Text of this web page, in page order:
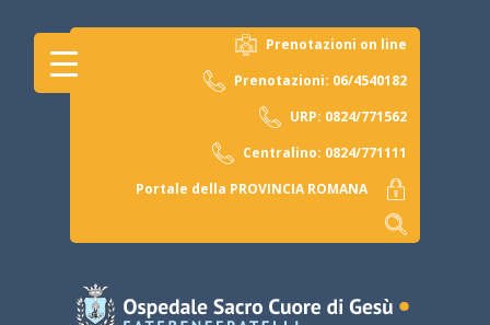
Prenotazioni on line
Prenotazioni: 06/4540182
URP: 0824/771562
Centralino: 0824/771111
Portale della PROVINCIA ROMANA